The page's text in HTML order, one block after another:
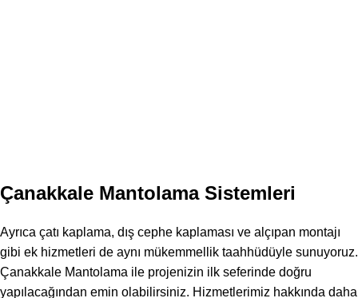
Çanakkale Mantolama Sistemleri
Ayrıca çatı kaplama, dış cephe kaplaması ve alçıpan montajı
gibi ek hizmetleri de aynı mükemmellik taahhüdüyle sunuyoruz.
Çanakkale Mantolama ile projenizin ilk seferinde doğru
yapılacağından emin olabilirsiniz. Hizmetlerimiz hakkında daha